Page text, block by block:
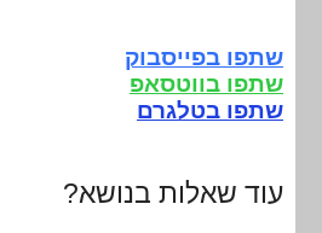
שתפו בפייסבוק
שתפו בווטסאפ
שתפו בטלגרם
עוד שאלות בנושא?